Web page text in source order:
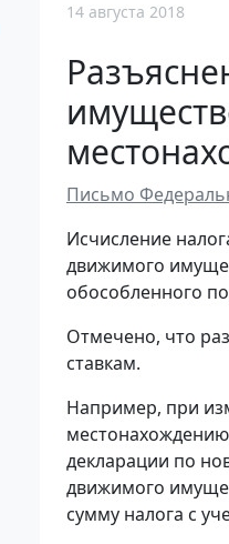
14 августа 2018
Письмо
Исчисление
движимого
обособленного
Отмечено, что
ставкам.
Например, при
декларации по
движимого
сумму налога с